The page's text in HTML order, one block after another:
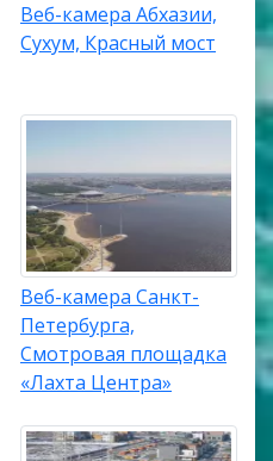
Веб-камера Абхазии,
Сухум, Красный мост
Веб-камера Санкт-
Петербурга,
Смотровая площадка
«Лахта Центра»